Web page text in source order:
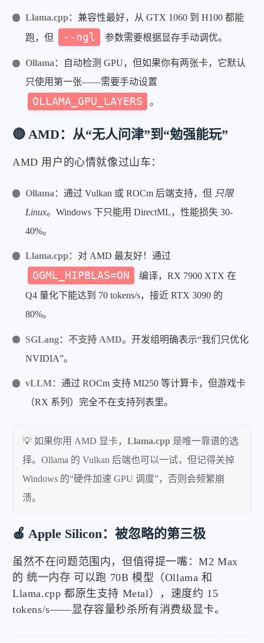
Llama.cpp：兼容性最好，从 GTX 1060 到 H100 都能
跑，但
--ngl 参数需要根据显存手动调优。
Ollama：自动检测 GPU，但如果你有两张卡，它默认
只使用第一张——需要手动设置
OLLAMA_GPU_LAYERS 。
🔴 AMD：从“无人问津”到“勉强能玩”
AMD 用户的心情就像过山车：
Ollama ：通过 Vulkan 或 ROCm 后端支持，但 只限
Linux。Windows 下只能用 DirectML，性能损失 30-
40%。
Llama.cpp：对 AMD 最友好！通过
GGML_HIPBLAS=ON
编译，RX 7900 XTX 在
Q4 量化下能达到 70 tokens/s，接近 RTX 3090 的
80%。
SGLang： 不支持 AMD。开发组明确表示“我们只优化
NVIDIA”。
vLLM：通过 ROCm 支持 MI250 等计算卡，但游戏卡
（RX 系列）完全不在支持列表里。
💡 如果你用 AMD 显卡， Llama.cpp 是唯一靠谱的选
择。Ollama 的 Vulkan 后端也可以一试，但记得关掉
Windows 的“硬件加速 GPU 调度”，否则会频繁崩
溃。
🍎 Apple Silicon：被忽略的第三极
虽然不在问题范围内，但值得提一嘴：M2 Max
的统一内存 可以跑 70B 模型（Ollama 和
Llama.cpp 都原生支持 Metal），速度约 15
tokens/s——显存容量秒杀所有消费级显卡。